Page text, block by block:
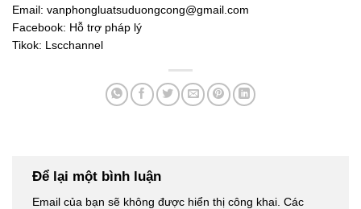
Email: vanphongluatsuduongcong@gmail.com
Facebook: Hỗ trợ pháp lý
Tikok: Lscchannel
Để lại một bình luận
Email của bạn sẽ không được hiển thị công khai. Các